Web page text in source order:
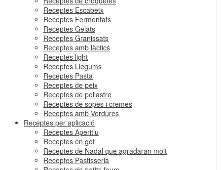
Receptes Escabetx
Receptes Fermentats
Receptes Gelats
Receptes Granissats
Receptes amb làctics
Receptes light
Receptes Llegums
Receptes Pasta
Receptes de peix
Receptes de pollastre
Receptes de sopes i cremes
Receptes amb Verdures
Receptes per aplicació
Receptes Aperitiu
Receptes en got
Receptes de Nadal que agradaran molt
Receptes Pastisseria